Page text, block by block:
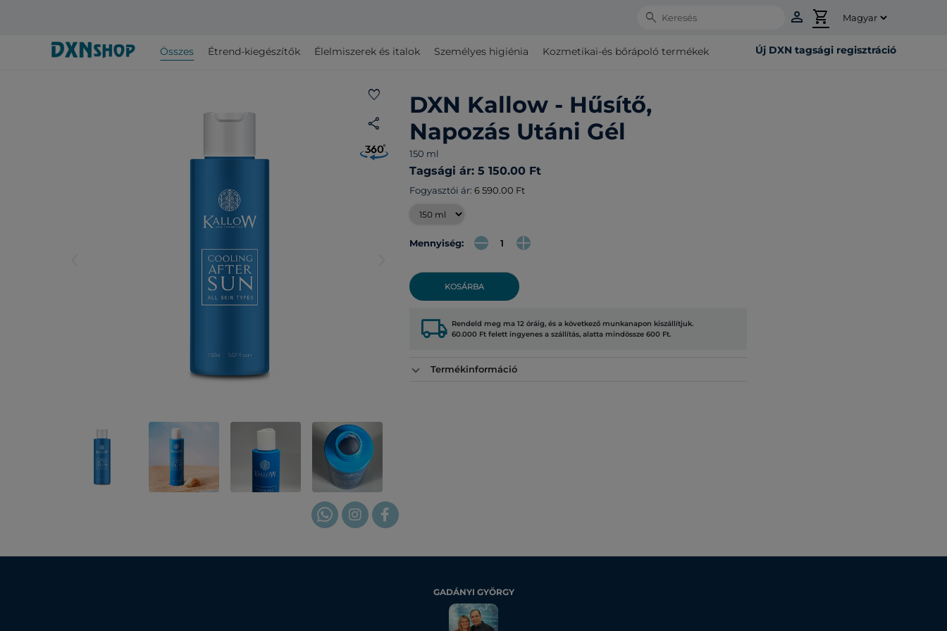
Search person shopping_cart
Összes Étrend-kiegészítők Élelmiszerek és italok Személyes higiénia Kozmetikai-és bőrápoló termékek Új DXN tagsági regisztráció
favorite
share
DXN Kallow - Hűsítő,
Napozás Utáni Gél
150 ml
Tagsági ár: 5 150.00 Ft
Fogyasztói ár: 6 590.00 Ft
Mennyiség:
KOSÁRBA
local_shipping Rendeld meg ma 12 óráig, és a következő munkanapon kiszállítjuk.
60.000 Ft felett ingyenes a szállítás, alatta mindössze 600 Ft.
Termékinformáció
GADÁNYI GYÖRGY